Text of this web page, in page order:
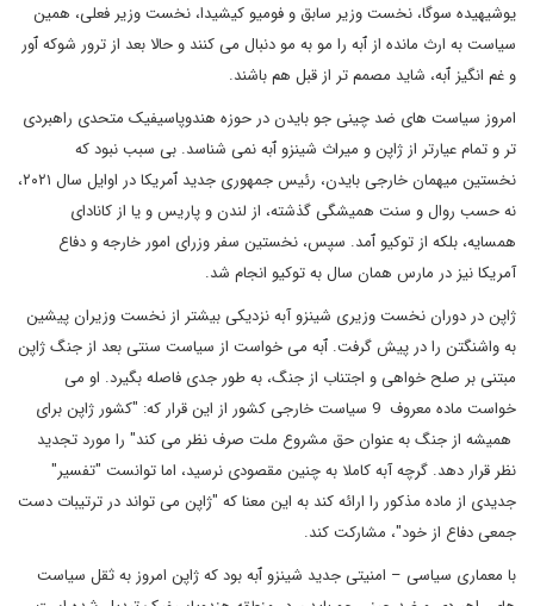
یوشیهیده سوگا، نخست وزیر سابق و فومیو کیشیدا، نخست وزیر فعلی، همین
سیاست به ارث مانده از ٱبه را مو به مو دنبال می کنند و حالا بعد از ترور شوکه ٱور
و غم انگیز ٱبه، شاید مصمم تر از قبل هم باشند.
امروز سیاست های ضد چینی جو بایدن در حوزه هندوپاسیفیک متحدی راهبردی
تر و تمام عیارتر از ژاپن و میراث شینزو ٱبه نمی شناسد. بی سبب نبود که
نخستین میهمان خارجی بایدن، رئیس جمهوری جدید ٱمریکا در اوایل سال ۲۰۲۱،
نه حسب روال و سنت همیشگی گذشته، از لندن و پاریس و یا از کانادای
همسایه، بلکه از توکیو ٱمد. سپس، نخستین سفر وزرای امور خارجه و دفاع
آمریکا نیز در مارس همان سال به توکیو انجام شد.
ژاپن در دوران نخست وزیری شینزو آبه نزدیکی بیشتر از نخست وزیران پیشین
به واشنگتن را در پیش گرفت. ٱبه می خواست از سیاست سنتی بعد از جنگ ژاپن
مبتنی بر صلح خواهی و اجتناب از جنگ، به طور جدی فاصله بگیرد. او می
خواست ماده معروف 9 سیاست خارجی کشور از این قرار که: "کشور ژاپن برای
همیشه از جنگ به عنوان حق مشروع ملت صرف نظر می کند" را مورد تجدید
نظر قرار دهد. گرچه آبه کاملا به چنین مقصودی نرسید، اما توانست "تفسیر"
جدیدی از ماده مذکور را ارائه کند به این معنا که "ژاپن می تواند در ترتیبات دست
جمعی دفاع از خود"، مشارکت کند.
با معماری سیاسی – امنیتی جدید شینزو ٱبه بود که ژاپن امروز به ثقل سیاست